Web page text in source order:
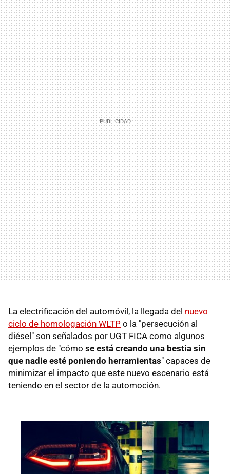
La electrificación del automóvil, la llegada del nuevo
ciclo de homologación WLTP o la "persecución al
diésel" son señalados por UGT FICA como algunos
ejemplos de "cómo se está creando una bestia sin
que nadie esté poniendo herramientas" capaces de
minimizar el impacto que este nuevo escenario está
teniendo en el sector de la automoción.